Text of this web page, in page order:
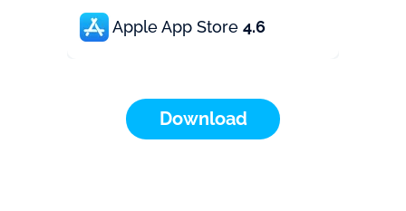
Apple App Store 4.6
Download